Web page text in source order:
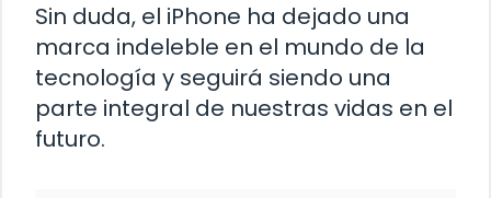
Sin duda, el iPhone ha dejado una
marca indeleble en el mundo de la
tecnología y seguirá siendo una
parte integral de nuestras vidas en el
futuro.